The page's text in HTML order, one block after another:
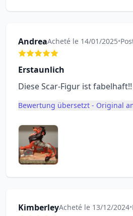
AndreaAcheté le 14/01/2025•
Erstaunlich
Diese Scar-Figur ist fabelhaft!!
Bewertung übersetzt - Original
KimberleyAcheté le 13/12/2024•